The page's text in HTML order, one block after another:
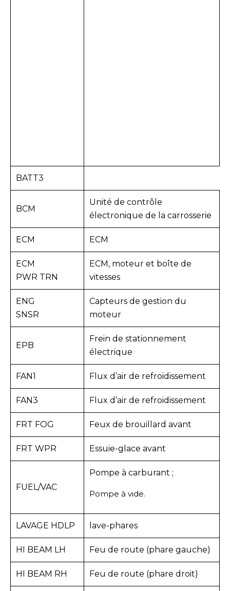
BATT3
BCM
Unité de contrôle
électronique de la carrosserie
ECM ECM
ECM
PWR TRN
ECM, moteur et boîte de
vitesses
ENG
SNSR
Capteurs de gestion du
moteur
EPB
Frein de stationnement
électrique
FAN1 Flux d’air de refroidissement
FAN3 Flux d’air de refroidissement
FRT FOG Feux de brouillard avant
FRT WPR Essuie-glace avant
FUEL/VAC
Pompe à carburant ;
Pompe à vide.
LAVAGE HDLP lave-phares
HI BEAM LH Feu de route (phare gauche)
HI BEAM RH Feu de route (phare droit)